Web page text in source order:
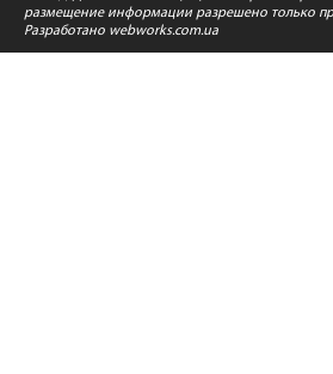
размещение информации разрешено только
Разработано webworks.com.ua